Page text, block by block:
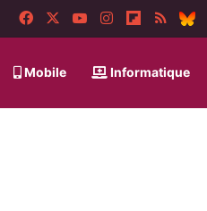
FacebookYouTubeInstagramFlipboard
RSS
Mobile Informatique